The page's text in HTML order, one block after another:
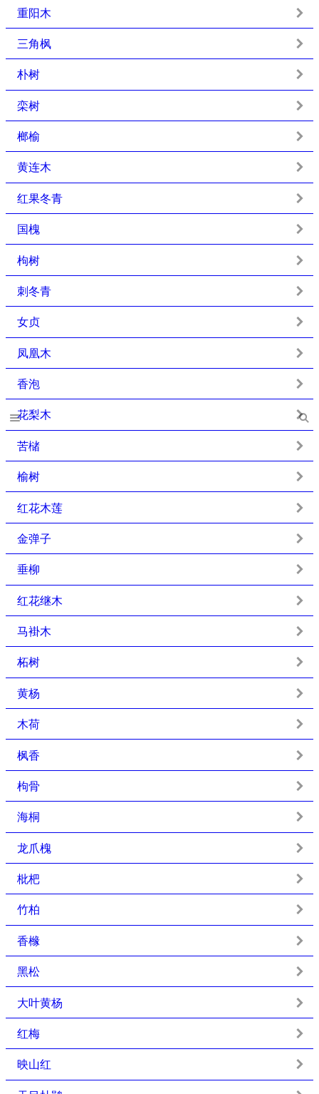
重阳木
三角枫
朴树
栾树
榔榆
黄连木
红果冬青
国槐
枸树
刺冬青
女贞
凤凰木
香泡
花梨木
苦槠
榆树
红花木莲
金弹子
垂柳
红花继木
马褂木
柘树
黄杨
木荷
枫香
枸骨
海桐
龙爪槐
枇杷
竹柏
香橼
黑松
大叶黄杨
红梅
映山红